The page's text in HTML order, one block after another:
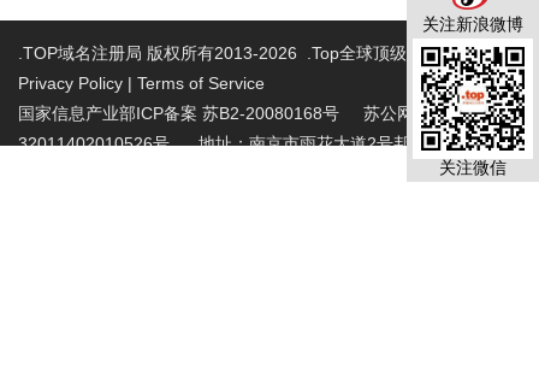
关注新浪微博
关注微信
.TOP域名注册局 版权所有2013-2026 .Top全球顶级域名注册局
Privacy Policy | Terms of Service
国家信息产业部ICP备案 苏B2-20080168号 苏公网安备
32011402010526号 地址：南京市雨花大道2号邦宁科技园2层